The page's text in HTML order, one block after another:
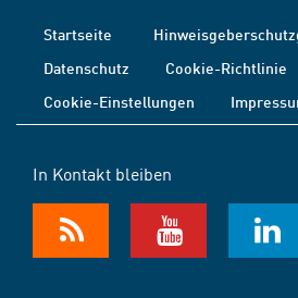
Startseite
Datenschutz
Cookie-Richtlinie
Cookie-Einstellungen
In Kontakt bleiben